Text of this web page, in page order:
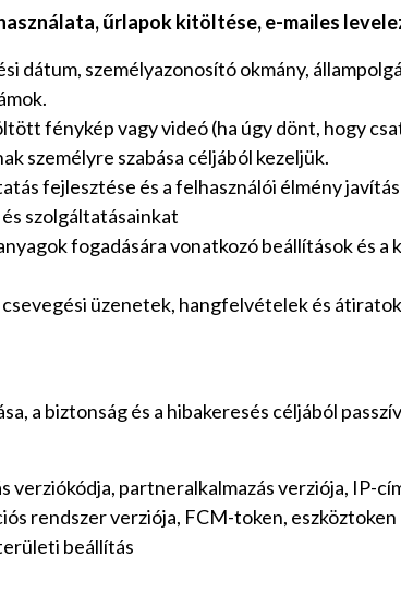
űrlapok kitöltése, e-mailes
dátum, személyazonosító okmány,
fénykép vagy videó (ha úgy dönt, hogy
személyre szabása céljából kezeljük.
fejlesztése és a felhasználói élmény
szolgáltatásainkat
fogadására vonatkozó beállítások és a
csevegési üzenetek, hangfelvételek és
a biztonság és a hibakeresés céljából
verziókódja, partneralkalmazás verziója, IP-
rendszer verziója, FCM-token, eszköztoken
beállítás